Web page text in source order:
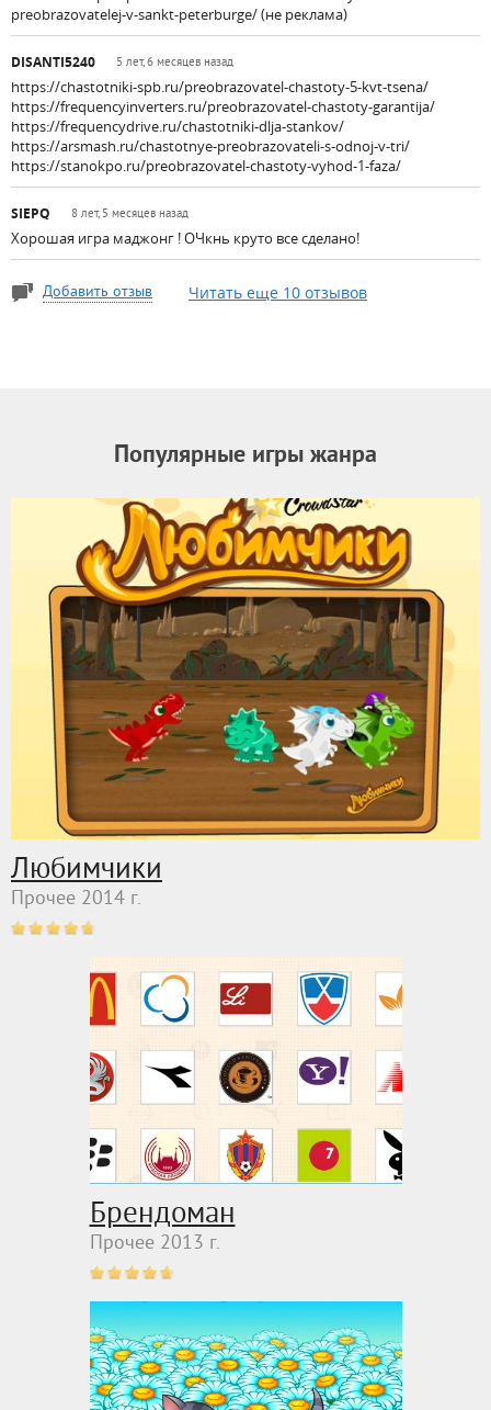
preobrazovatelej-v-sankt-peterburge/ (не реклама)
DISANTI5240 5 лет, 6 месяцев назад
https://chastotniki-spb.ru/preobrazovatel-chastoty-5-kvt-tsena/
https://frequencyinverters.ru/preobrazovatel-chastoty-garantija/
https://frequencydrive.ru/chastotniki-dlja-stankov/
https://arsmash.ru/chastotnye-preobrazovateli-s-odnoj-v-tri/
https://stanokpo.ru/preobrazovatel-chastoty-vyhod-1-faza/
SIEPQ 8 лет, 5 месяцев назад
Хорошая игра маджонг ! ОЧкнь круто все сделано!
Добавить отзыв Читать еще 10 отзывов
Популярные игры жанра
Любимчики
Прочее 2014 г.
Брендоман
Прочее 2013 г.